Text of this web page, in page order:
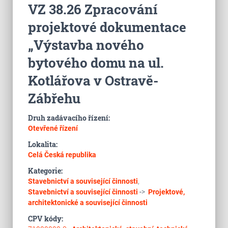
VZ 38.26 Zpracování
projektové dokumentace
„Výstavba nového
bytového domu na ul.
Kotlářova v Ostravě-
Zábřehu
Druh zadávacího řízení:
Otevřené řízení
Lokalita:
Celá Česká republika
Kategorie:
Stavebnictví a související činnosti,
Stavebnictví a související činnosti -> Projektové,
architektonické a související činnosti
CPV kódy: